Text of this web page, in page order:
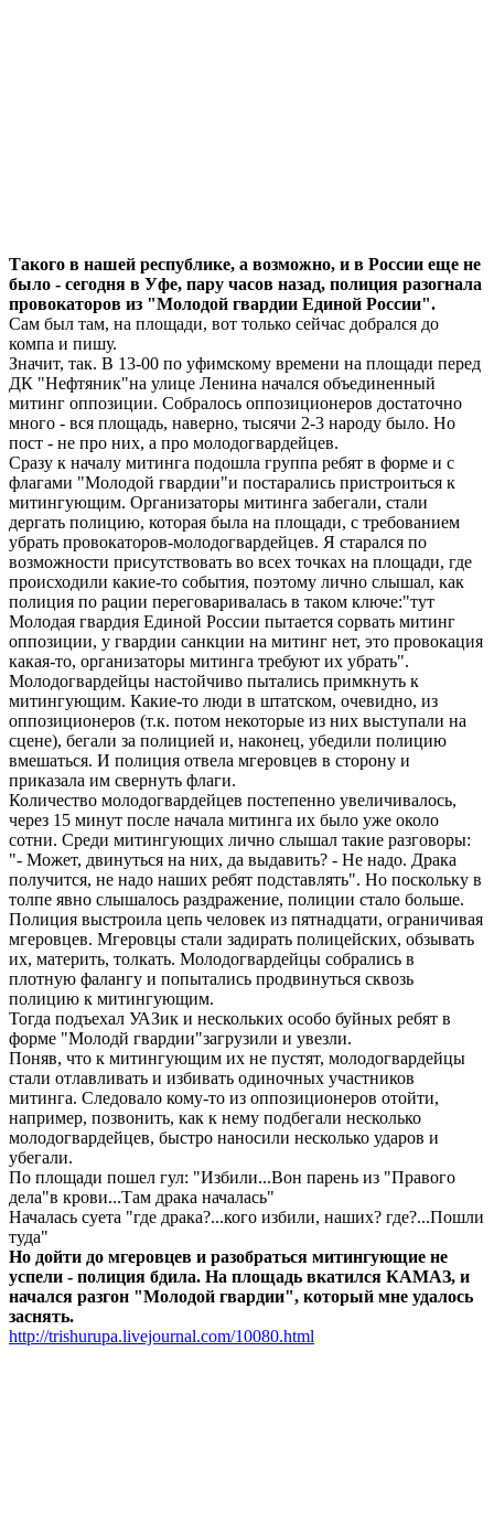
Такого в нашей республике, а возможно, и в России еще не
было - сегодня в Уфе, пару часов назад, полиция разогнала
провокаторов из "Молодой гвардии Единой России".
Сам был там, на площади, вот только сейчас добрался до
компа и пишу.
Значит, так. В 13-00 по уфимскому времени на площади перед
ДК "Нефтяник"на улице Ленина начался объединенный
митинг оппозиции. Собралось оппозиционеров достаточно
много - вся площадь, наверно, тысячи 2-3 народу было. Но
пост - не про них, а про молодогвардейцев.
Сразу к началу митинга подошла группа ребят в форме и с
флагами "Молодой гвардии"и постарались пристроиться к
митингующим. Организаторы митинга забегали, стали
дергать полицию, которая была на площади, с требованием
убрать провокаторов-молодогвардейцев. Я старался по
возможности присутствовать во всех точках на площади, где
происходили какие-то события, поэтому лично слышал, как
полиция по рации переговаривалась в таком ключе:"тут
Молодая гвардия Единой России пытается сорвать митинг
оппозиции, у гвардии санкции на митинг нет, это провокация
какая-то, организаторы митинга требуют их убрать".
Молодогвардейцы настойчиво пытались примкнуть к
митингующим. Какие-то люди в штатском, очевидно, из
оппозиционеров (т.к. потом некоторые из них выступали на
сцене), бегали за полицией и, наконец, убедили полицию
вмешаться. И полиция отвела мгеровцев в сторону и
приказала им свернуть флаги.
Количество молодогвардейцев постепенно увеличивалось,
через 15 минут после начала митинга их было уже около
сотни. Среди митингующих лично слышал такие разговоры:
"- Может, двинуться на них, да выдавить? - Не надо. Драка
получится, не надо наших ребят подставлять". Но поскольку в
толпе явно слышалось раздражение, полиции стало больше.
Полиция выстроила цепь человек из пятнадцати, ограничивая
мгеровцев. Мгеровцы стали задирать полицейских, обзывать
их, материть, толкать. Молодогвардейцы собрались в
плотную фалангу и попытались продвинуться сквозь
полицию к митингующим.
Тогда подъехал УАЗик и нескольких особо буйных ребят в
форме "Молодй гвардии"загрузили и увезли.
Поняв, что к митингующим их не пустят, молодогвардейцы
стали отлавливать и избивать одиночных участников
митинга. Следовало кому-то из оппозиционеров отойти,
например, позвонить, как к нему подбегали несколько
молодогвардейцев, быстро наносили несколько ударов и
убегали.
По площади пошел гул: "Избили...Вон парень из "Правого
дела"в крови...Там драка началась"
Началась суета "где драка?...кого избили, наших? где?...Пошли
туда"
Но дойти до мгеровцев и разобраться митингующие не
успели - полиция бдила. На площадь вкатился КАМАЗ, и
начался разгон "Молодой гвардии", который мне удалось
заснять.
http://trishurupa.livejournal.com/10080.html